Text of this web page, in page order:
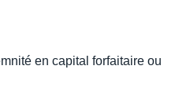
en capital forfaitaire ou